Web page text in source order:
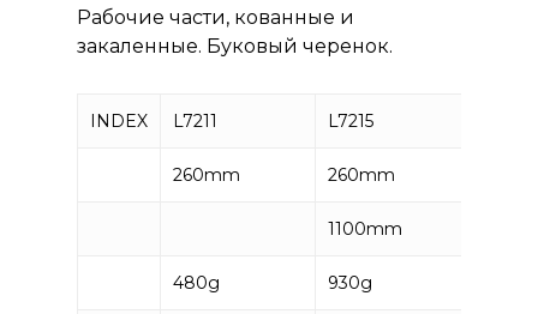
Рабочие части, кованные и
закаленные. Буковый черенок.
INDEX L7211 L7215
260mm 260mm
1100mm
480g 930g